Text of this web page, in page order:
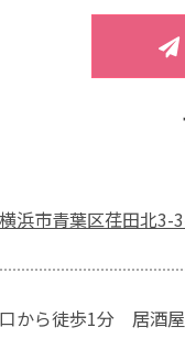
浜市青葉区荏田北3-
から徒歩1分 居酒